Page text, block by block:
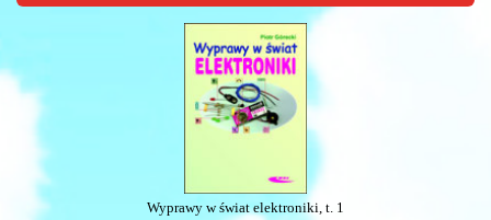
Wyprawy w świat elektroniki, t. 1